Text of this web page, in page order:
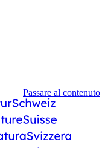
Passare al contenuto